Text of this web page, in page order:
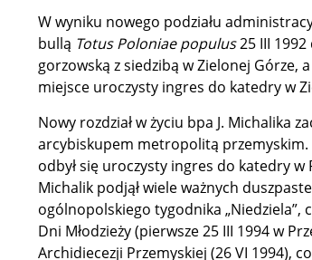
W wyniku nowego podziału
bullą Totus Poloniae populus25 III 1992
gorzowską z siedzibą w Zielonej Górze,
miejsce uroczysty ingres do katedry w
Nowy rozdział w życiu bpa J. Michalika
arcybiskupem metropolitą przemyskim.
odbył się uroczysty ingres do katedry w
Michalik podjął wiele ważnych
ogólnopolskiego tygodnika
Dni Młodzieży (pierwsze 25 III 1994 w
Archidiecezji Przemyskiej (26 VI 1994),